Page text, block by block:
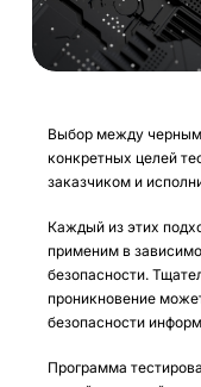
Выбор между
конкретных целей
заказчиком и
Каждый из этих
применим в
безопасности.
проникновение
безопасности
Программа